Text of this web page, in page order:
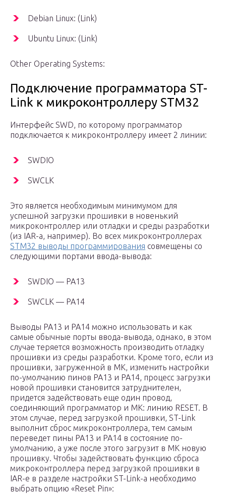
Debian Linux: (Link)
Ubuntu Linux: (Link)
Other Operating Systems:
Подключение программатора ST-
Link к микроконтроллеру STM32
Интерфейс SWD, по которому программатор
подключается к микроконтроллеру имеет 2 линии:
SWDIO
SWCLK
Это является необходимым минимумом для
успешной загрузки прошивки в новенький
микроконтроллер или отладки и среды разработки
(из IAR-а, например). Во всех микроконтроллерах
STM32 выводы программирования совмещены со
следующими портами ввода-вывода:
SWDIO — PA13
SWCLK — PA14
Выводы PA13 и PA14 можно использовать и как
самые обычные порты ввода-вывода, однако, в этом
случае теряется возможность производить отладку
прошивки из среды разработки. Кроме того, если из
прошивки, загруженной в МК, изменить настройки
по-умолчанию пинов PA13 и PA14, процесс загрузки
новой прошивки становится затруднителен,
придется задействовать еще один провод,
соединяющий программатор и МК: линию RESET. В
этом случае, перед загрузкой прошивки, ST-Link
выполнит сброс микроконтроллера, тем самым
переведет пины PA13 и PA14 в состояние по-
умолчанию, а уже после этого загрузит в МК новую
прошивку. Чтобы задействовать функцию сброса
микроконтроллера перед загрузкой прошивки в
IAR-е в разделе настройки ST-Link-а необходимо
выбрать опцию «Reset Pin»: